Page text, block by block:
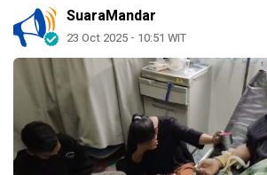
SuaraMandar
23 Oct 2025 - 10:51 WIT